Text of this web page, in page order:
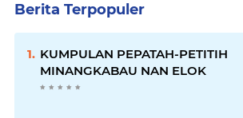
Berita Terpopuler
KUMPULAN PEPATAH-PETITIH
MINANGKABAU NAN ELOK